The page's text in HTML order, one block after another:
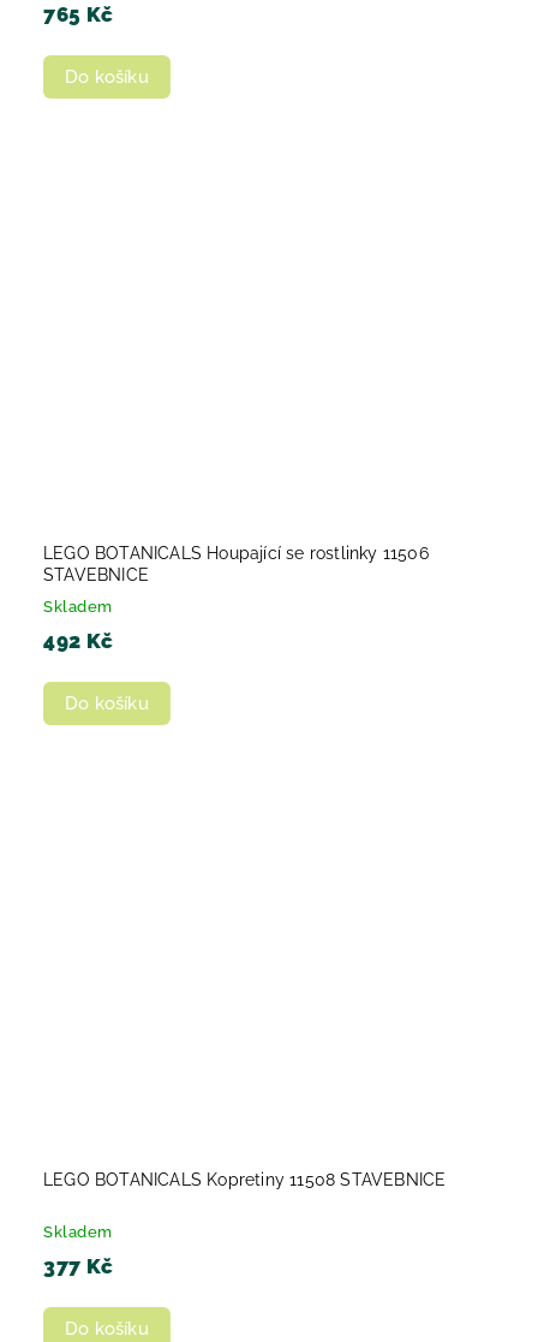
765 Kč
Do košíku
LEGO BOTANICALS Houpající se rostlinky 11506
STAVEBNICE
Skladem
492 Kč
Do košíku
LEGO BOTANICALS Kopretiny 11508 STAVEBNICE
Skladem
377 Kč
Do košíku